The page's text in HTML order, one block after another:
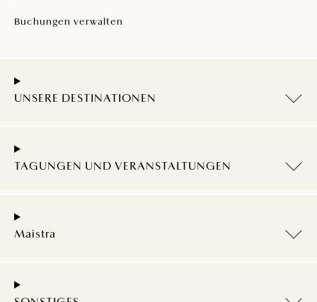
Buchungen verwalten
UNSERE DESTINATIONEN
TAGUNGEN UND VERANSTALTUNGEN
Maistra